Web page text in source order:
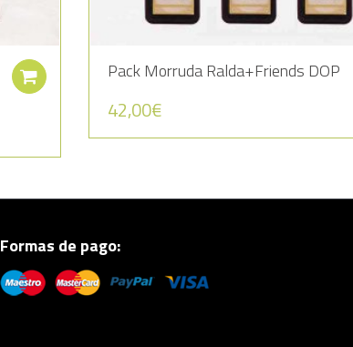
Añadir al carrito
Pack Morruda Ralda+Friends DOP
42,00€
Formas de pago: